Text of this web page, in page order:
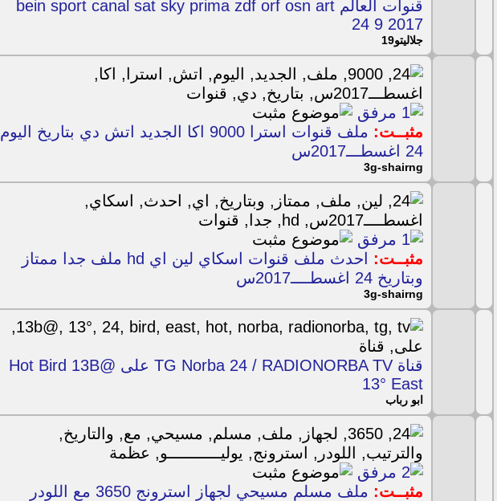
قنوات العالم bein sport canal sat sky prima zdf orf osn art
24 9 2017
جلاليتو19
مثبــت:
ملف قنوات استرا 9000 اكا الجديد اتش دي بتاريخ اليوم
24 اغسطـــ2017س
3g-shairng
مثبــت:
احدث ملف قنوات اسكاي لين اي hd ملف جدا ممتاز
وبتاريخ 24 اغسطــــ2017س
3g-shairng
قناة TG Norba 24 / RADIONORBA TV على Hot Bird 13B@
13° East
ابو رباب
مثبــت:
ملف مسلم مسيحي لجهاز استرونج 3650 مع اللودر